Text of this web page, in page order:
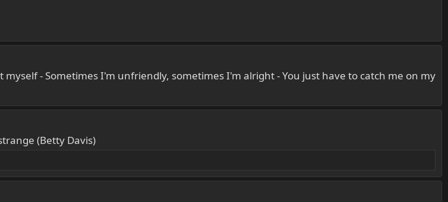
- Sometimes I'm unfriendly, sometimes I'm alright - You just have to catch me on my
(Betty Davis)